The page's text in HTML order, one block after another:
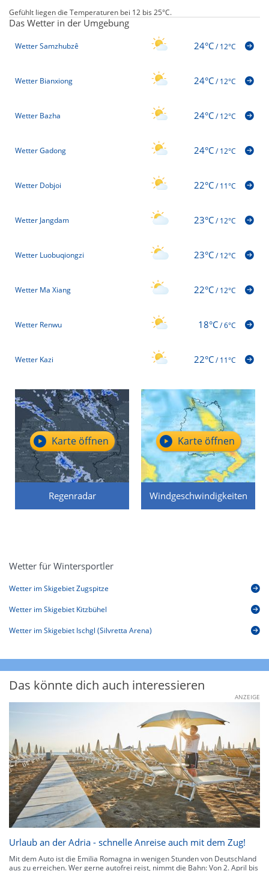
Gefühlt liegen die Temperaturen bei 12 bis 25°C.
Das Wetter in der Umgebung
Wetter Samzhubzê 24°C/12°C
Wetter Bianxiong 24°C/12°C
Wetter Bazha 24°C/12°C
Wetter Gadong 24°C/12°C
Wetter Dobjoi 22°C/11°C
Wetter Jangdam 23°C/12°C
Wetter Luobuqiongzi 23°C/12°C
Wetter Ma Xiang 22°C/12°C
Wetter Renwu 18°C/6°C
Wetter Kazi 22°C/11°C
Regenradar
Karte öffnen
Windgeschwindigkeiten
Karte öffnen
Wetter für Wintersportler
Wetter im Skigebiet Zugspitze
Wetter im Skigebiet Kitzbühel
Wetter im Skigebiet Ischgl (Silvretta Arena)
Das könnte dich auch interessieren
ANZEIGE
Urlaub an der Adria - schnelle Anreise auch mit dem Zug!
Mit dem Auto ist die Emilia Romagna in wenigen Stunden von Deutschland
aus zu erreichen. Wer gerne autofrei reist, nimmt die Bahn: Von 2. April bis